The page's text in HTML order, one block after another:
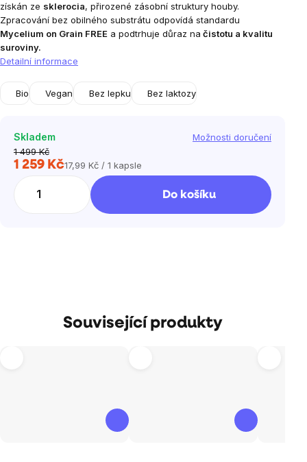
získán ze sklerocia, přirozené zásobní struktury houby.
Zpracování bez obilného substrátu odpovídá standardu
Mycelium on Grain FREE a podtrhuje důraz na čistotu a kvalitu
suroviny.
Detailní informace
Bio Vegan Bez lepku Bez laktozy
Skladem
Možnosti doručení
1 499 Kč
1 259 KčMěrná
17,99 Kč / 1 kapsle
Do košíku
Související produkty